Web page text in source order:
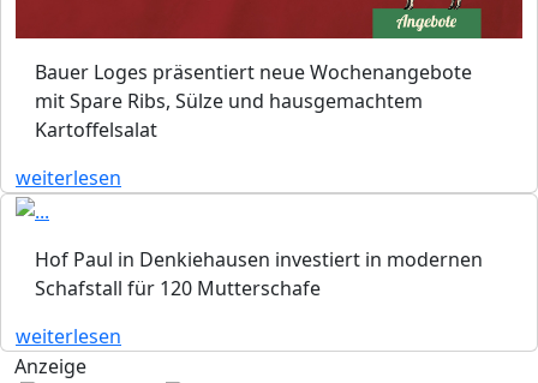
Bauer Loges präsentiert neue Wochenangebote
mit Spare Ribs, Sülze und hausgemachtem
Kartoffelsalat
weiterlesen
Hof Paul in Denkiehausen investiert in modernen
Schafstall für 120 Mutterschafe
weiterlesen
Anzeige